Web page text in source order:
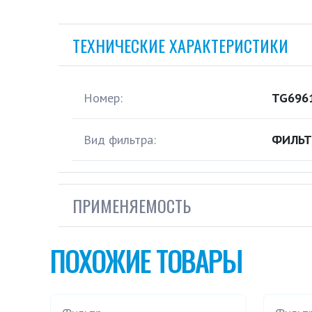
ТЕХНИЧЕСКИЕ ХАРАКТЕРИСТИКИ
Номер:
Вид фильтра:
ПРИМЕНЯЕМОСТЬ
ПОХОЖИЕ ТОВАРЫ